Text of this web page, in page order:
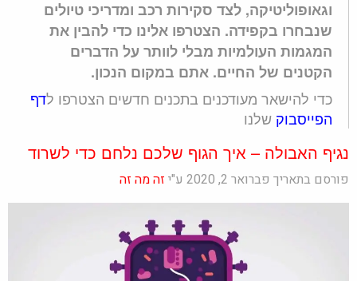
וגאופוליטיקה, לצד סקירות רכב ומדריכי טיולים
שנבחרו בקפידה. הצטרפו אלינו כדי להבין את
המגמות העולמיות מבלי לוותר על הדברים
הקטנים של החיים. אתם במקום הנכון.
כדי להישאר מעודכנים בתכנים חדשים הצטרפו ל דף
הפייסבוקשלנו
נגיף האבולה – איך הגוף שלכם נלחם כדי לשרוד
פורסם בתאריך פברואר 2, 2020 ע"י זה מה זה